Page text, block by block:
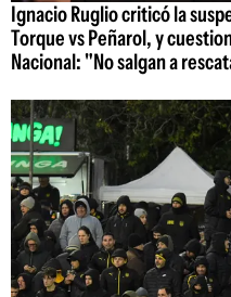
Ignacio Ruglio criticó la
Torque vs Peñarol, y
Nacional: "No salgan a